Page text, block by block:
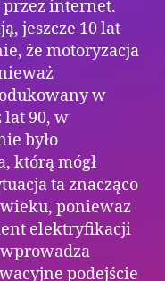
przez internet.
jeszcze 10 lat
że motoryzacja
w
lat 90, w
było
którą mógł
ta znacząco
poniewaz
elektryfikacji
podejście